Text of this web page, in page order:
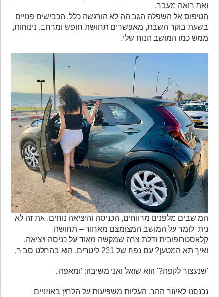
ואת רואה מעבר.
הטיפוס אל השפלה הגבוהה לא הורגשה כלל, הכבישים פנויים
בשעת בוקר השבת, מאפשרים תחושת חופש ומרחב, נינוחות,
ממש כמו המושב הנוח שלי.
המושבים מלפנים מרווחים, הכניסה והיציאה נוחים. את זה לא
ניתן לומר על המושב המצומצם מאחור – תחושה
קלאסטרופובית ודלת צרה שמקשה מאוד על כניסה ויציאה.
ואיך תא המטען? עם נפח של 231 ליטרים, הוא בהחלט סביר.
'שנעצור לקפה?' הוא שואל ואני משיבה: 'ומאפה'.
נכנסנו לאיזור ההר, העליות משפיעות על הלחץ באוזניים